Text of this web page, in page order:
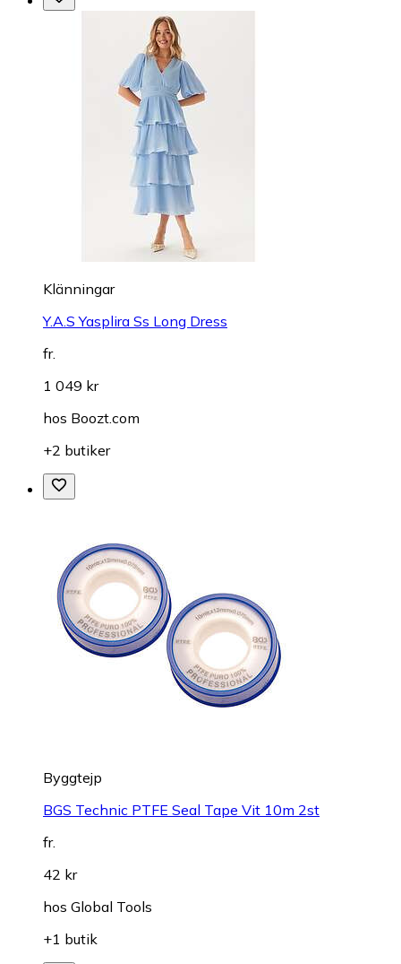
Klänningar
Y.A.S Yasplira Ss Long Dress
fr.
1 049 kr
hos Boozt.com
+2 butiker
Byggtejp
BGS Technic PTFE Seal Tape Vit 10m 2st
fr.
42 kr
hos Global Tools
+1 butik